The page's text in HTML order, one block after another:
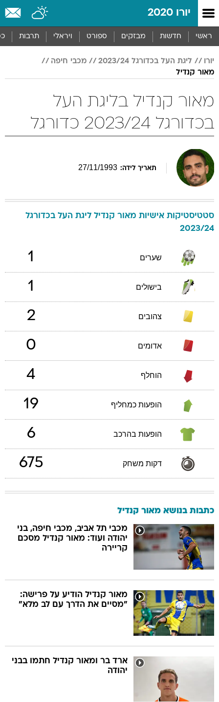
יורו 2020
ראשי חדשות מבזקים ספורט ויראלי תרבות
יורו ליגת העל בכדורגל 2023/24
מכבי חיפה
מאור קנדיל
מאור קנדיל בליגת העל
בכדורגל 2023/24 כדורגל
תאריך לידה: 27/11/1993
סטטיסטיקות אישיות מאור קנדיל ליגת העל בכדורגל
2023/24
שערים 1
בישולים 1
צהובים 2
אדומים 0
הוחלף 4
הופעות כמחליף 19
הופעות בהרכב 6
דקות משחק 675
כתבות בנושא מאור קנדיל
מכבי תל אביב, מכבי חיפה, בני
יהודה ועוד: מאור קנדיל מסכם
קריירה
מאור קנדיל הודיע על פרישה:
"מסיים את הדרך עם לב מלא"
ארד בר ומאור קנדיל חתמו בבני
יהודה